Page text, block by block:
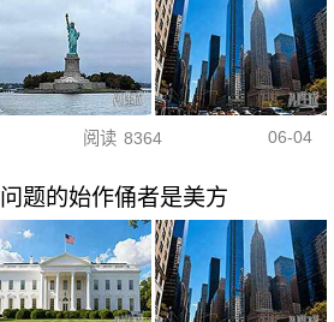
阅读 8364 06-04
题的始作俑者是美方